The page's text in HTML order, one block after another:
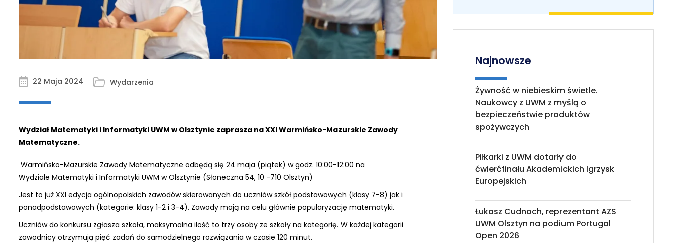
22 Maja 2024 Wydarzenia
Wydział Matematyki i Informatyki UWM w Olsztynie zaprasza na XXI Warmińsko-Mazurskie Zawody
Matematyczne.
Warmińsko-Mazurskie Zawody Matematyczne odbędą się 24 maja (piątek) w godz. 10:00-12:00 na
Wydziale Matematyki i Informatyki UWM w Olsztynie (Słoneczna 54, 10 -710 Olsztyn)
Jest to już XXI edycja ogólnopolskich zawodów skierowanych do uczniów szkół podstawowych (klasy 7-8) jak i
ponadpodstawowych (kategorie: klasy 1-2 i 3-4). Zawody mają na celu głównie popularyzację matematyki.
Uczniów do konkursu zgłasza szkoła, maksymalna ilość to trzy osoby ze szkoły na kategorię. W każdej kategorii
zawodnicy otrzymują pięć zadań do samodzielnego rozwiązania w czasie 120 minut.
Najnowsze
Żywność w niebieskim świetle.
Naukowcy z UWM z myślą o
bezpieczeństwie produktów
spożywczych
Piłkarki z UWM dotarły do
ćwierćfinału Akademickich Igrzysk
Europejskich
Łukasz Cudnoch, reprezentant AZS
UWM Olsztyn na podium Portugal
Open 2026